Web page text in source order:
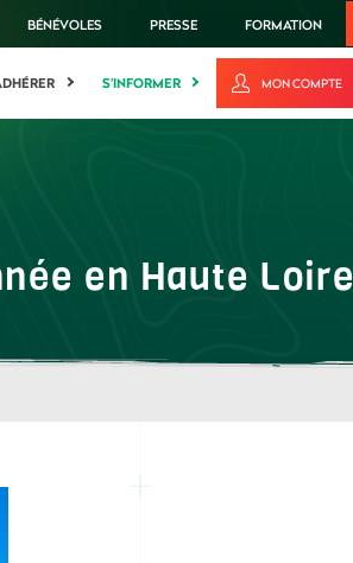
BÉNÉVOLES PRESSE FORMATION
S'INFORMER MON COMPTE
en Haute Loire